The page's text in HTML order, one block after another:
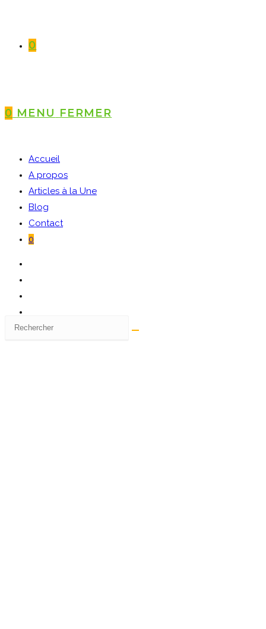
0
0 MENU FERMER
Accueil
A propos
Articles à la Une
Blog
Contact
0